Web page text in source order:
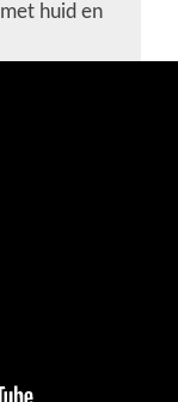
huid en